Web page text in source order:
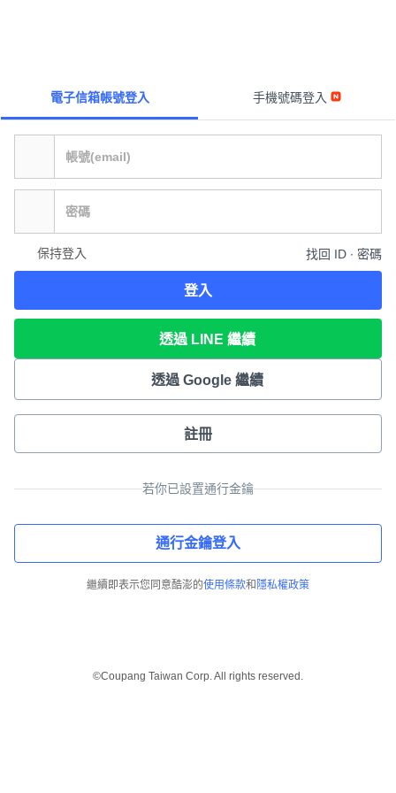
電子信箱帳號登入 手機號碼登入
保持登入 找回 ID ∙ 密碼
登入
透過 LINE 繼續
透過 Google 繼續
註冊
若你已設置通行金鑰
通行金鑰登入
繼續即表示您同意酷澎的使用條款和 隱私權政策
©Coupang Taiwan Corp. All rights reserved.